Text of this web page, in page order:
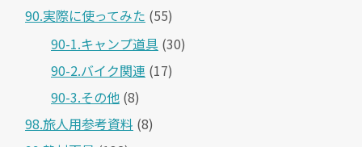
90.実際に使ってみた (55)
90-1.キャンプ道具 (30)
90-2.バイク関連 (17)
90-3.その他 (8)
98.旅人用参考資料 (8)